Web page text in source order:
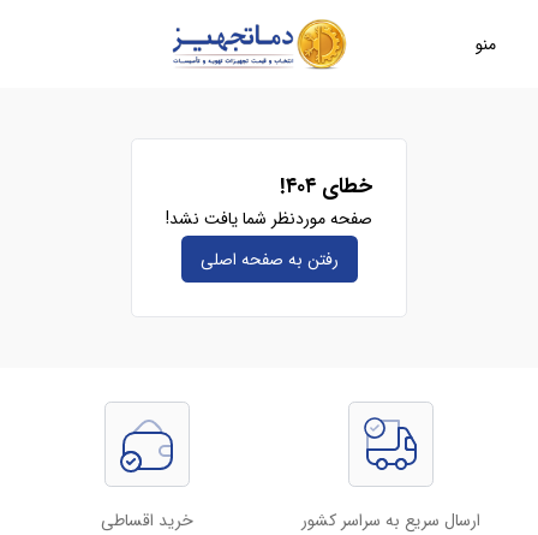
منو
خطای ۴۰۴!
صفحه موردنظر شما یافت نشد!
رفتن به صفحه‌ اصلی
ارسال سریع به سراسر کشور خرید اقساطی